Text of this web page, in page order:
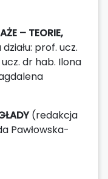
– TEORIE,
prof. ucz.
dr hab. Ilona
(redakcja
Pawłowska-